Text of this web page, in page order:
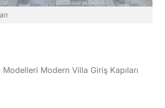
Modelleri Modern Villa Giriş Kapıları